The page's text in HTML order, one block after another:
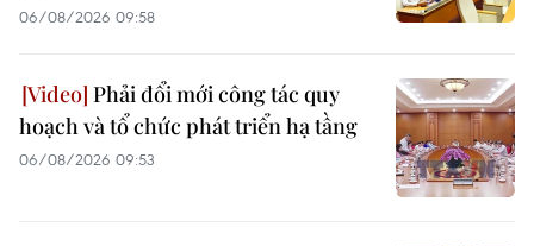
06/08/2026 09:58
Phải đổi mới công tác quy
hoạch và tổ chức phát triển hạ tầng
06/08/2026 09:53